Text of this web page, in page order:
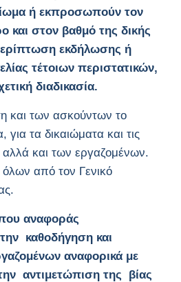
ή εκπροσωπούν τον
και στον βαθμό της δικής
εκδήλωσης ή
τέτοιων περιστατικών,
διαδικασία.
και των ασκούντων το
για τα δικαιώματα και τις
και των εργαζομένων.
από τον Γενικό
αναφοράς
καθοδήγηση και
αναφορικά με
αντιμετώπιση της βίας